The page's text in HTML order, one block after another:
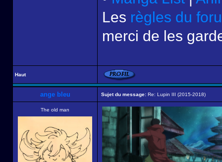
Les règles du
merci de les
Haut
ange bleu Sujet du message: Re: Lupin III (2015-2018)
The old man